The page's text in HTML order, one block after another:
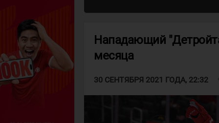
Нападающий
месяца
30 СЕНТЯБРЯ 2021 ГОДА, 22:32